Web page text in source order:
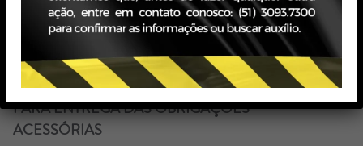
SIMPLES NACIONAL – PRORROGADO PRAZO
DE VENCIMENTO DOS PARCELAMENTOS E
PARA ENTREGA DAS OBRIGAÇÕES
ACESSÓRIAS